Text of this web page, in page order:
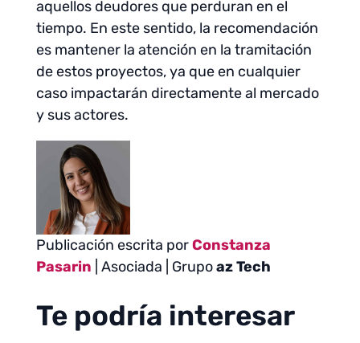
aquellos deudores que perduran en el
tiempo. En este sentido, la recomendación
es mantener la atención en la tramitación
de estos proyectos, ya que en cualquier
caso impactarán directamente al mercado
y sus actores.
Publicación escrita porConstanza
Pasarin | Asociada | Grupoaz Tech
Te podría interesar